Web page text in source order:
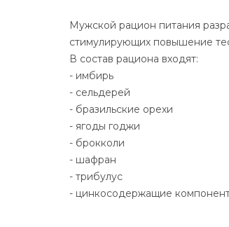
Мужской рацион питания
стимулирующих повышение
В состав рациона входят:
- имбирь
- сельдерей
- бразильские орехи
- ягоды годжи
- брокколи
- шафран
- трибулус
- цинкосодержащие